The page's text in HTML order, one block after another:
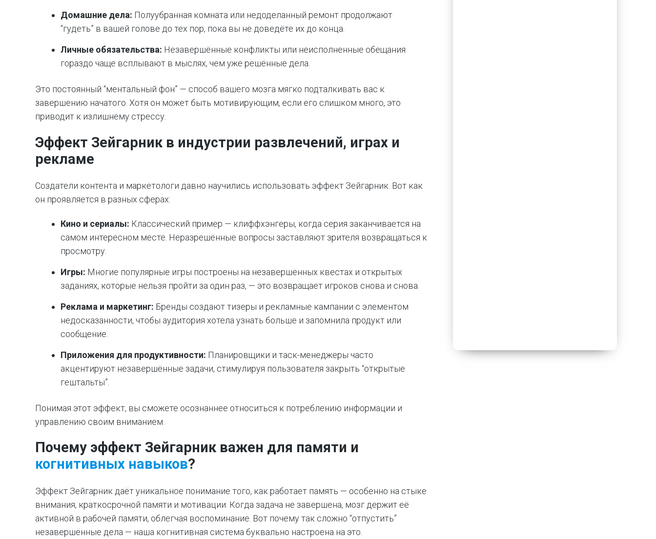
Домашние дела: Полуубранная комната или недоделанный ремонт продолжают
“гудеть” в вашей голове до тех пор, пока вы не доведёте их до конца.
Личные обязательства: Незавершённые конфликты или неисполненные обещания
гораздо чаще всплывают в мыслях, чем уже решённые дела.
Это постоянный “ментальный фон” — способ вашего мозга мягко подталкивать вас к
завершению начатого. Хотя он может быть мотивирующим, если его слишком много, это
приводит к излишнему стрессу.
Эффект Зейгарник в индустрии развлечений, играх и
рекламе
Создатели контента и маркетологи давно научились использовать эффект Зейгарник. Вот как
он проявляется в разных сферах:
Кино и сериалы: Классический пример — клиффхэнгеры, когда серия заканчивается на
самом интересном месте. Неразрешённые вопросы заставляют зрителя возвращаться к
просмотру.
Игры: Многие популярные игры построены на незавершённых квестах и открытых
заданиях, которые нельзя пройти за один раз, — это возвращает игроков снова и снова.
Реклама и маркетинг: Бренды создают тизеры и рекламные кампании с элементом
недосказанности, чтобы аудитория хотела узнать больше и запомнила продукт или
сообщение.
Приложения для продуктивности: Планировщики и таск-менеджеры часто
акцентируют незавершённые задачи, стимулируя пользователя закрыть “открытые
гештальты”.
Понимая этот эффект, вы сможете осознаннее относиться к потреблению информации и
управлению своим вниманием.
Почему эффект Зейгарник важен для памяти и
когнитивных навыков?
Эффект Зейгарник даёт уникальное понимание того, как работает память — особенно на стыке
внимания, краткосрочной памяти и мотивации. Когда задача не завершена, мозг держит её
активной в рабочей памяти, облегчая воспоминание. Вот почему так сложно “отпустить”
незавершённые дела — наша когнитивная система буквально настроена на это.